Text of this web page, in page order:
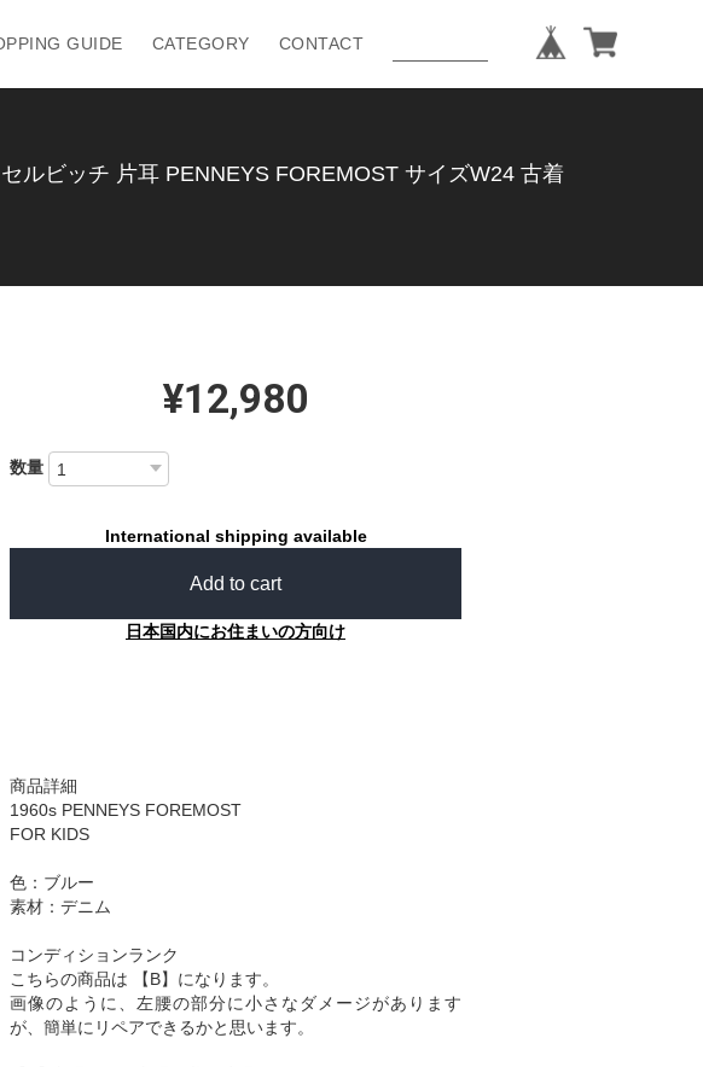
GUIDE CATEGORY CONTACT
ルビッチ 片耳 PENNEYS FOREMOST サイズW24 古着
¥12,980
数量
International shipping available
Add to cart
日本国内にお住まいの方向け
商品詳細
1960s PENNEYS FOREMOST
FOR KIDS
色：ブルー
素材：デニム
コンディションランク
こちらの商品は 【B】になります。
画像のように、左腰の部分に小さなダメージがあります
が、簡単にリペアできるかと思います。